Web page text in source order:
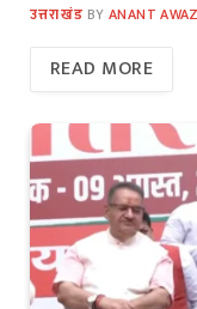
उत्तराखंड BY ANANT AWAZ
READ MORE